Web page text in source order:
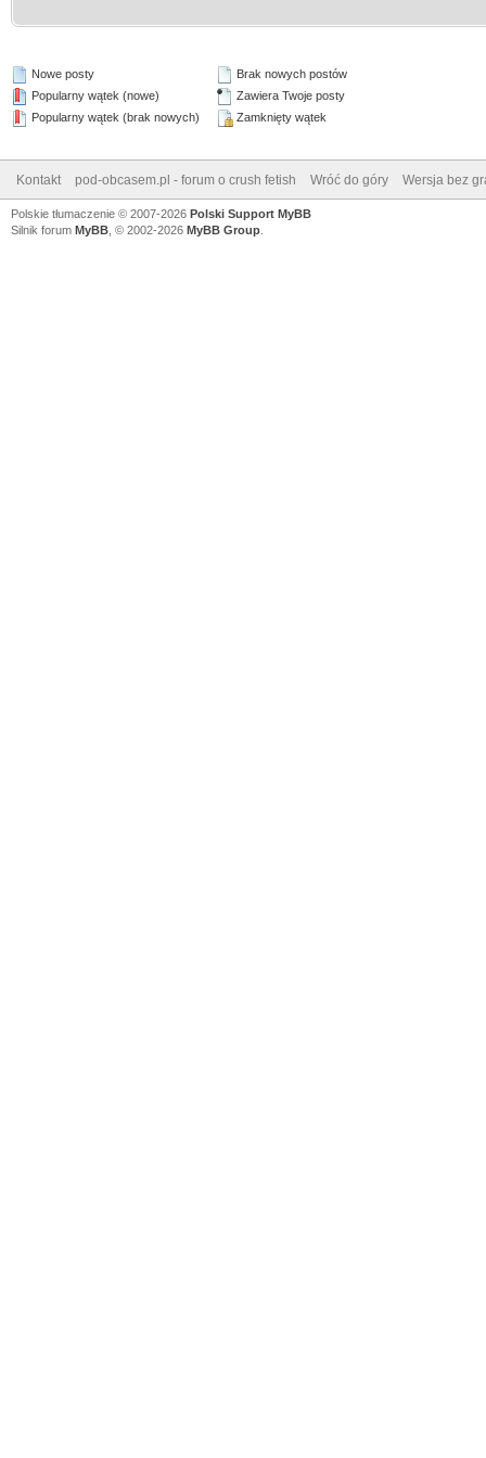
Nowe posty
Popularny wątek (nowe)
Popularny wątek (brak nowych)
Brak nowych postów
Zawiera Twoje posty
Zamknięty wątek
Kontakt pod-obcasem.pl - forum o crush fetish Wróć do góry Wersja bez
Polskie tłumaczenie © 2007-2026 Polski Support MyBB
Silnik forum MyBB , © 2002-2026 MyBB Group